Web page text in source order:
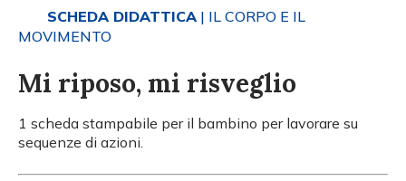
SCHEDA DIDATTICA | IL CORPO E IL
MOVIMENTO
Mi riposo, mi risveglio
1 scheda stampabile per il bambino per lavorare su
sequenze di azioni.